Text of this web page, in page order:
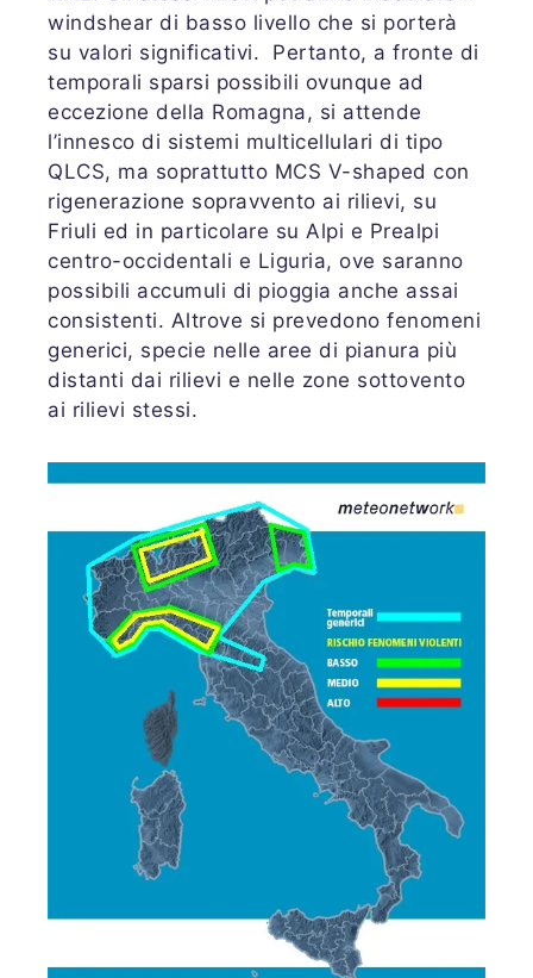
windshear di basso livello che si porterà
su valori significativi. Pertanto, a fronte di
temporali sparsi possibili ovunque ad
eccezione della Romagna, si attende
l’innesco di sistemi multicellulari di tipo
QLCS, ma soprattutto MCS V-shaped con
rigenerazione sopravvento ai rilievi, su
Friuli ed in particolare su Alpi e Prealpi
centro-occidentali e Liguria, ove saranno
possibili accumuli di pioggia anche assai
consistenti. Altrove si prevedono fenomeni
generici, specie nelle aree di pianura più
distanti dai rilievi e nelle zone sottovento
ai rilievi stessi.